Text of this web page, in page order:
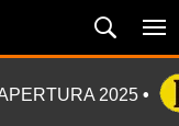
2025